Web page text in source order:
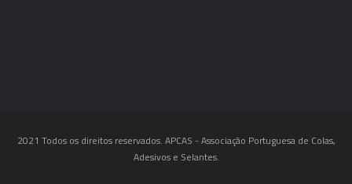
2021 Todos os direitos reservados. APCAS - Associação Portuguesa de Colas,
Adesivos e Selantes.